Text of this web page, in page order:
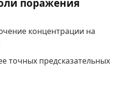
поражения
концентрации на
точных предсказательных